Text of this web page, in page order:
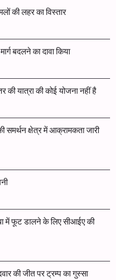
की लहर का विस्तार
बदलने का दावा किया
की यात्रा की कोई योजना नहीं है
समर्थन क्षेत्र में आक्रामकता जारी
में फूट डालने के लिए सीआईए की
की जीत पर ट्रम्प का गुस्सा